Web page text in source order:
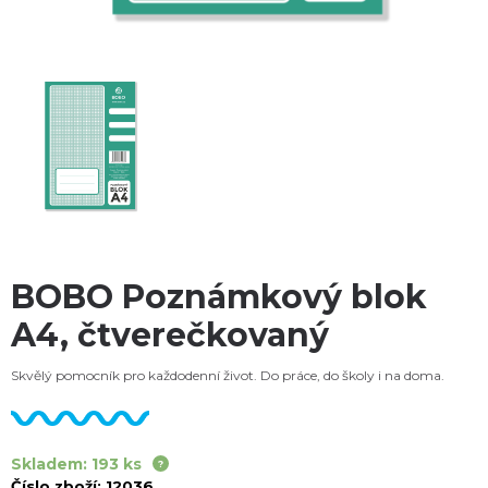
BOBO Poznámkový blok
A4, čtverečkovaný
Skvělý pomocník pro každodenní život. Do práce, do školy i na doma.
Skladem: 193 ks